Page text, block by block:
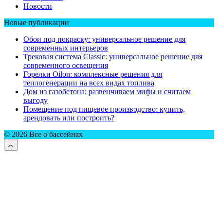
Новости
Новые публикации
Обои под покраску: универсальное решение для
современных интерьеров
Трековая система Classic: универсальное решение для
современного освещения
Горелки Oilon: комплексные решения для
теплогенерации на всех видах топлива
Дом из газобетона: развенчиваем мифы и считаем
выгоду
Помещение под пищевое производство: купить,
арендовать или построить?
© 2026 Все о бассейнах